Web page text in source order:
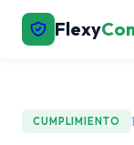
Flexy
CUMPLIMIENTO